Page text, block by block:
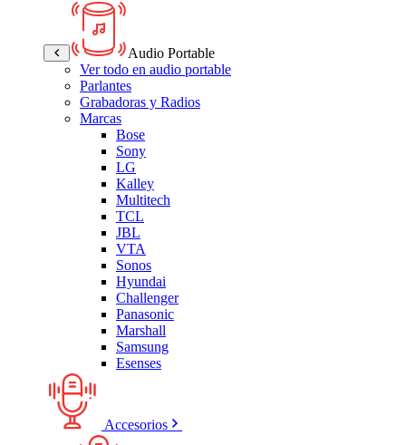
Audio Portable
Ver todo en audio portable
Parlantes
Grabadoras y Radios
Marcas
Bose
Sony
LG
Kalley
Multitech
TCL
JBL
VTA
Sonos
Hyundai
Challenger
Panasonic
Marshall
Samsung
Esenses
Accesorios